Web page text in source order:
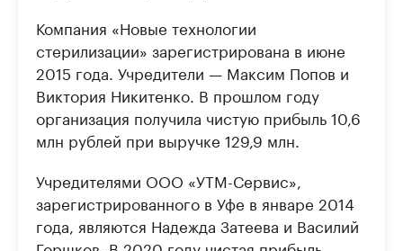
Компания «Новые технологии
стерилизации» зарегистрирована в июне
2015 года. Учредители — Максим Попов и
Виктория Никитенко. В прошлом году
организация получила чистую прибыль 10,6
млн рублей при выручке 129,9 млн.
Учредителями ООО «УТМ-Сервис»,
зарегистрированного в Уфе в январе 2014
года, являются Надежда Затеева и Василий